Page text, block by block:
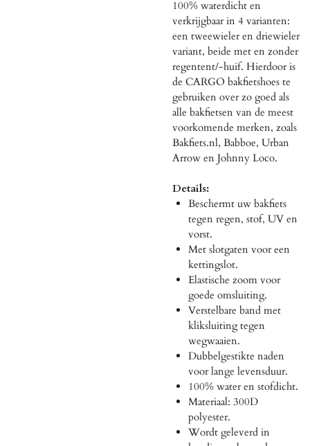
100% waterdicht en
verkrijgbaar in 4 varianten:
een tweewieler en driewieler
variant, beide met en zonder
regentent/-huif. Hierdoor is
de CARGO bakfietshoes te
gebruiken over zo goed als
alle bakfietsen van de meest
voorkomende merken, zoals
Bakfiets.nl, Babboe, Urban
Arrow en Johnny Loco.
Details:
Beschermt uw bakfiets
tegen regen, stof, UV en
vorst.
Met slotgaten voor een
kettingslot.
Elastische zoom voor
goede omsluiting.
Verstelbare band met
kliksluiting tegen
wegwaaien.
Dubbelgestikte naden
voor lange levensduur.
100% water en stofdicht.
Materiaal: 300D
polyester.
Wordt geleverd in